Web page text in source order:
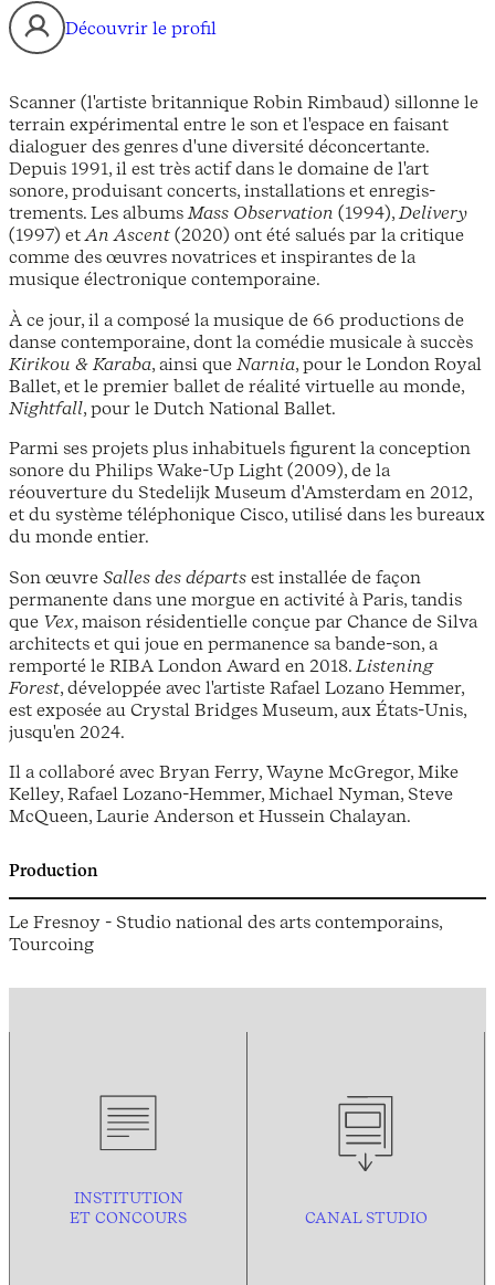
Découvrir le profil
Scanner (l'artiste britannique Robin Rimbaud) sillonne le
terrain expérimental entre le son et l'espace en faisant
dialoguer des genres d'une diversité déconcertante.
Depuis 1991, il est très actif dans le domaine de l'art
sonore, produisant concerts, installations et enregis-
trements. Les albumsMass Observation (1994),Delivery
(1997) etAn Ascent (2020) ont été salués par la critique
comme des œuvres novatrices et inspirantes de la
musique électronique contemporaine.
À ce jour, il a composé la musique de 66 productions de
danse contemporaine, dont la comédie musicale à succès
Kirikou & Karaba, ainsi que Narnia, pour le London Royal
Ballet, et le premier ballet de réalité virtuelle au monde,
Nightfall, pour le Dutch National Ballet.
Parmi ses projets plus inhabituels figurent la conception
sonore du Philips Wake-Up Light (2009), de la
réouverture du Stedelijk Museum d'Amsterdam en 2012,
et du système téléphonique Cisco, utilisé dans les bureaux
du monde entier.
Son œuvre Salles des départs est installée de façon
permanente dans une morgue en activité à Paris, tandis
que Vex, maison résidentielle conçue par Chance de Silva
architects et qui joue en permanence sa bande-son, a
remporté le RIBA London Award en 2018. Listening
Forest, développée avec l'artiste Rafael Lozano Hemmer,
est exposée au Crystal Bridges Museum, aux États-Unis,
jusqu'en 2024.
Il a collaboré avec Bryan Ferry, Wayne McGregor, Mike
Kelley, Rafael Lozano-Hemmer, Michael Nyman, Steve
McQueen, Laurie Anderson et Hussein Chalayan.
Production
Le Fresnoy - Studio national des arts contemporains,
Tourcoing
INSTITUTION
ET CONCOURS
CANAL STUDIO